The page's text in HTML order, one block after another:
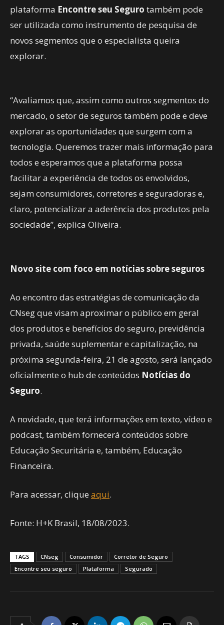
plataforma Encontre seu Seguro também pode
ser utilizada como instrumento de pesquisa de
novos segmentos que o especialista queira
explorar.
“Avaliamos que, assim como outros segmentos do
mercado, o setor de seguros também pode e deve
explorar as oportunidades que surgem com a
tecnologia. Queremos trazer mais informação para
todos e esperamos que a plataforma possa
facilitar a experiência de todos os envolvidos,
sejam consumidores, corretores e seguradoras e,
claro, potencializar a aderência dos produtos pela
sociedade”, explica Oliveira.
Novo site com foco em notícias sobre seguros
Ao encontro das estratégias de comunicação da
CNseg que visam aproximar o público em geral
dos produtos e benefícios do seguro, previdência
privada, saúde suplementar e capitalização, na
próxima segunda-feira, 21 de agosto, será lançado
oficialmente o hub de conteúdos Notícias do
Seguro.
A novidade, que terá informações em texto, vídeo e
podcast, também fornecerá conteúdos sobre
Educação Securitária e, também, Educação
Financeira.
Para acessar, clique aqui.
Fonte: H+K Brasil, 18/08/2023.
TAGS CNseg Consumidor
Corretor de Seguro
Encontre seu seguro
Plataforma Segurado